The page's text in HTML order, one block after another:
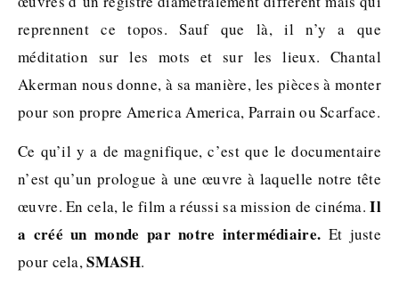
reprennent ce topos. Sauf que là, il n’y a que
méditation sur les mots et sur les lieux. Chantal
Akerman nous donne, à sa manière, les pièces à monter
pour son propre America America, Parrain ou Scarface.
Ce qu’il y a de magnifique, c’est que le documentaire
n’est qu’un prologue à une œuvre à laquelle notre tête
œuvre. En cela, le film a réussi sa mission de cinéma.Il
a créé un monde par notre intermédiaire. Et juste
pour cela,SMASH.